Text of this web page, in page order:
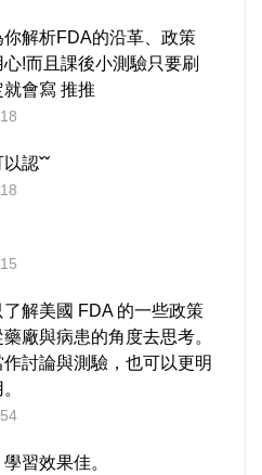
解析FDA的沿革、政策
!而且課後小測驗只要刷
會寫 推推
認ˇˇ
解美國 FDA 的一些政策
廠與病患的角度去思考。
討論與測驗，也可以更明
習效果佳。